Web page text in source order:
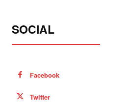
SOCIAL
Facebook
Twitter